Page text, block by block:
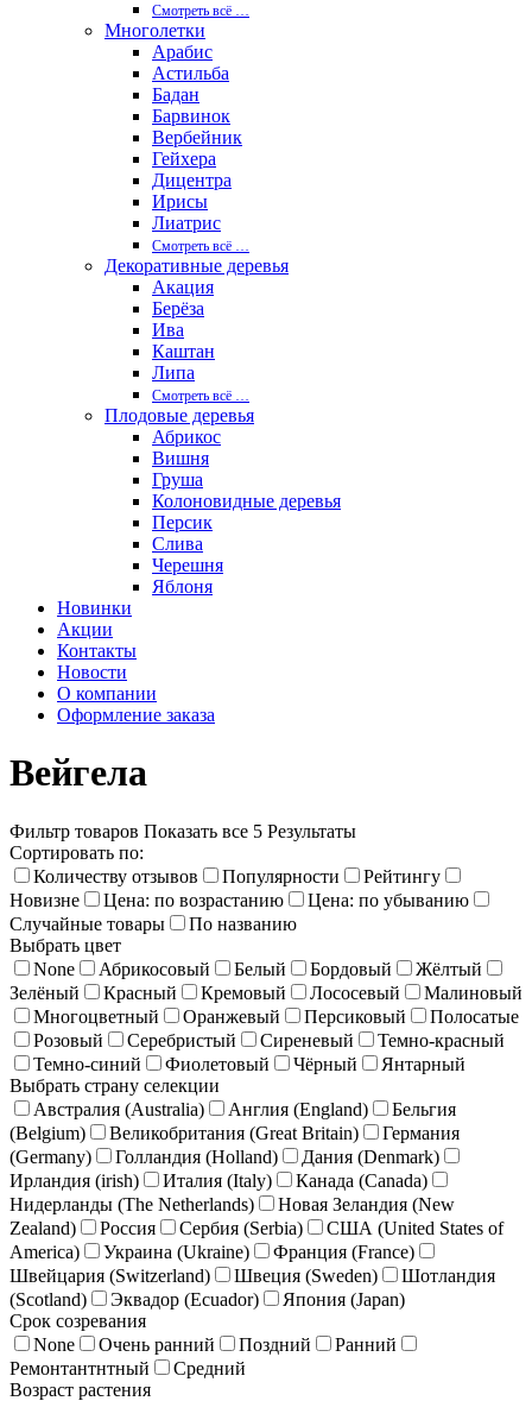
Смотреть вcё …
Многолетки
Арабис
Астильба
Бадан
Барвинок
Вербейник
Гейхера
Дицентра
Ирисы
Лиатрис
Смотреть вcё …
Декоративные деревья
Акация
Берёза
Ива
Каштан
Липа
Смотреть вcё …
Плодовые деревья
Абрикос
Вишня
Груша
Колоновидные деревья
Персик
Слива
Черешня
Яблоня
Новинки
Акции
Контакты
Новости
О компании
Оформление заказа
Вейгела
Фильтр товаров Показать все 5 Результаты
Сортировать по:
Количеству отзывов
Популярности
Рейтингу
Новизне
Цена: по возрастанию
Цена: по убыванию
Случайные товары
По названию
Выбрать цвет
None
Абрикосовый Белый Бордовый
Жёлтый
Зелёный
Красный Кремовый Лососевый
Малиновый
Многоцветный
Оранжевый Персиковый
Полосатые
Розовый
Серебристый Сиреневый
Темно-красный
Темно-синий
Фиолетовый Чёрный
Янтарный
Выбрать страну селекции
Австралия (Australia)
Англия (England)
Бельгия
(Belgium)
Великобритания (Great Britain)
Германия
(Germany)
Голландия (Holland)
Дания (Denmark)
Ирландия (irish)
Италия (Italy)
Канада (Canada)
Нидерланды (The Netherlands)
Новая Зеландия (New
Zealand)
Россия Сербия (Serbia)
США (United States of
America)
Украина (Ukraine)
Франция (France)
Швейцария (Switzerland)
Швеция (Sweden)
Шотландия
(Scotland)
Эквадор (Ecuador)
Япония (Japan)
Срок созревания
None
Очень ранний Поздний
Ранний
Ремонтантнтный
Средний
Возраст растения